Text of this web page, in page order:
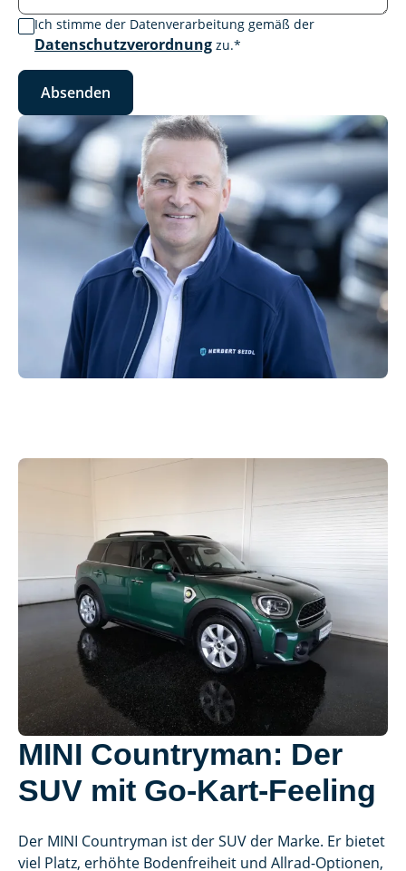
Ich stimme der Datenverarbeitung gemäß der
Datenschutzverordnung zu.*
Absenden
MINI Countryman: Der
SUV mit Go-Kart-Feeling
Der MINI Countryman ist der SUV der Marke. Er bietet
viel Platz, erhöhte Bodenfreiheit und Allrad-Optionen,